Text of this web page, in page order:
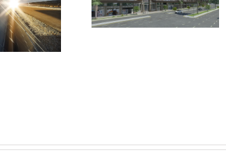
… لا تفاوض إلا بعد
الأعضاء